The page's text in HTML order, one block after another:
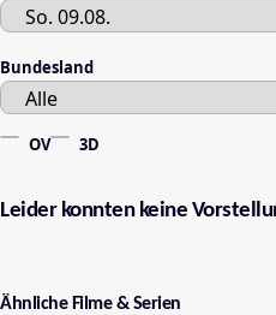
Bundesland
OV 3D
Leider konnten keine
Ähnliche Filme & Serien